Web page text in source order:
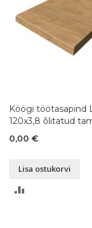
Köögi töötasapind
120x3,8 õlitatud
300x120xK3,8 cm
0,00 €
Lisa ostukorvi